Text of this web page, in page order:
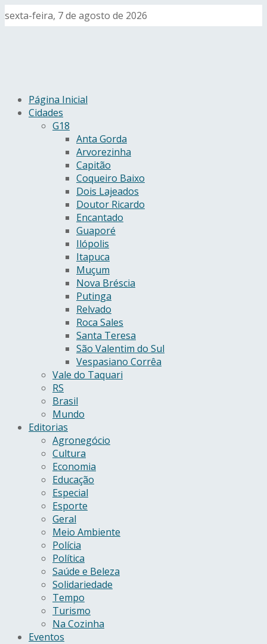
sexta-feira, 7 de agosto de 2026
Página Inicial
Cidades
G18
Anta Gorda
Arvorezinha
Capitão
Coqueiro Baixo
Dois Lajeados
Doutor Ricardo
Encantado
Guaporé
Ilópolis
Itapuca
Muçum
Nova Bréscia
Putinga
Relvado
Roca Sales
Santa Teresa
São Valentim do Sul
Vespasiano Corrêa
Vale do Taquari
RS
Brasil
Mundo
Editorias
Agronegócio
Cultura
Economia
Educação
Especial
Esporte
Geral
Meio Ambiente
Polícia
Política
Saúde e Beleza
Solidariedade
Tempo
Turismo
Na Cozinha
Eventos